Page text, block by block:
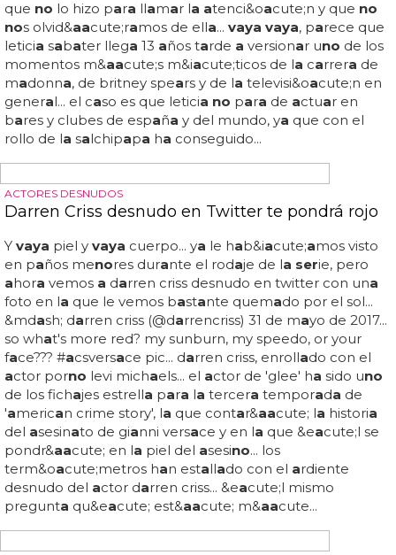
esta foto en su facebooka compañ&aacute;ndola del
siguiente mensaje: "it's been emotiona l robbie williams
thanks for letting me support you on tour &amp; being
your kylie nightafter...
HOMOSEXUAL Y CRISTIANO
'Maricón' de Samantha Hudson se lleva un
sobresaliente e indigna al PP y a la Iglesia
vaya,vaya,vaya ... laiglesiaest&aacute; escandalizada
peronose pronunciaen exceso al respecto de
'maric&oacute;n'... 'm aric&oa cute;n' de sa
se llevaun sobresaliente e indigna al pp y alaiglesi
¡alerta! y es quealertadigital informade esta notici
titulando que "unaprofesora‘premia’ con un